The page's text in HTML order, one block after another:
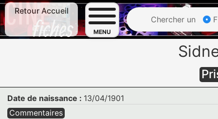
Retour Accueil
MENU
Chercher un
Date de naissance : 13/04/1901
Commentaires